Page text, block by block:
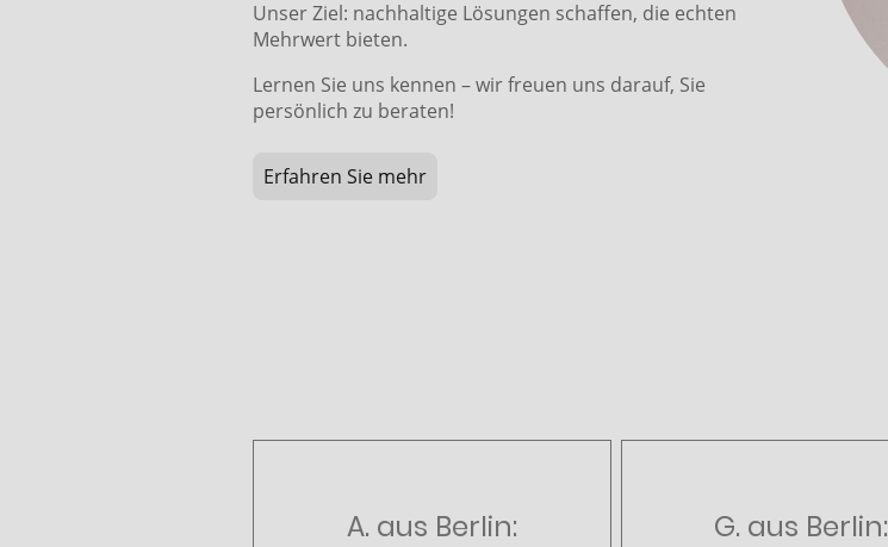
Unser Ziel: nachhaltige Lösungen schaffen, die echten
Mehrwert bieten.
Lernen Sie uns kennen – wir freuen uns darauf, Sie
persönlich zu beraten!
Erfahren Sie mehr
A. aus Berlin: G. aus Berlin: